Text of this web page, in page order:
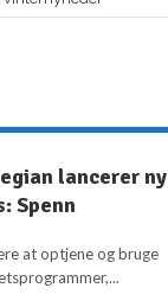
lancerer ny
Spenn
at optjene og bruge